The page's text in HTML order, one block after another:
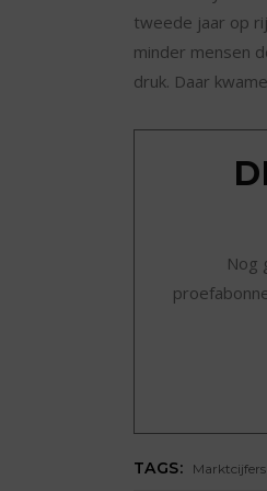
tweede jaar op
minder mensen
druk. Daar
Nog
TAGS: Marktcijfers